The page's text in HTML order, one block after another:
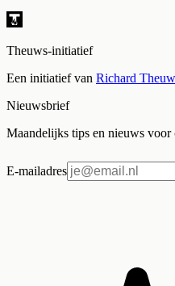
Theuws-initiatief
Een initiatief van Richard
Nieuwsbrief
Maandelijks tips en nieuws voor
E-mailadres